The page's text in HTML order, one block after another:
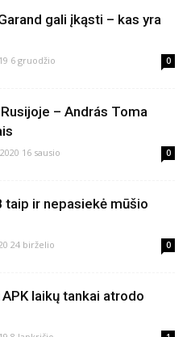
gali įkąsti – kas yra
6 gruodžio 0
– András Toma
2020 16 sausio 0
taip ir nepasiekė mūšio
24 birželio 0
laikų tankai atrodo